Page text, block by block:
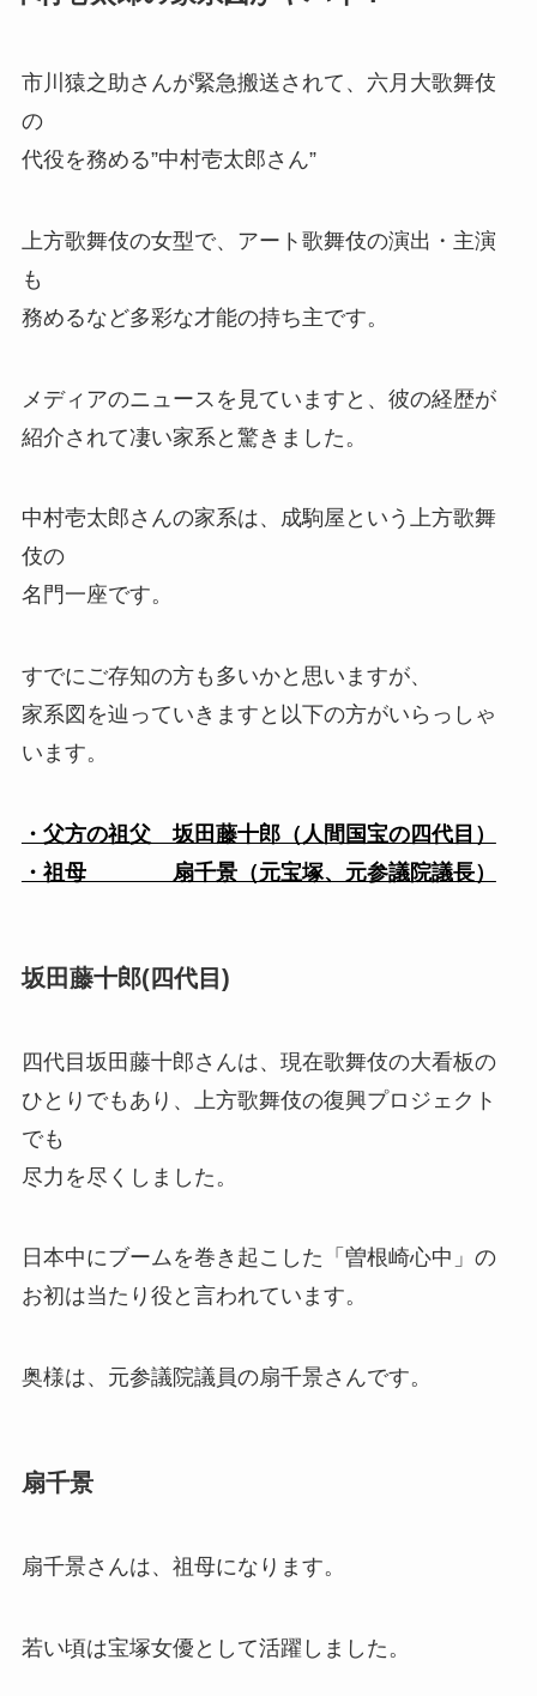
市川猿之助さんが緊急搬送されて、六月大歌舞伎
の
代役を務める”中村壱太郎さん”
上方歌舞伎の女型で、アート歌舞伎の演出・主演
も
務めるなど多彩な才能の持ち主です。
メディアのニュースを見ていますと、彼の経歴が
紹介されて凄い家系と驚きました。
中村壱太郎さんの家系は、成駒屋という上方歌舞
伎の
名門一座です。
すでにご存知の方も多いかと思いますが、
家系図を辿っていきますと以下の方がいらっしゃ
います。
・父方の祖父 坂田藤十郎（人間国宝の四代目）
・祖母 扇千景（元宝塚、元参議院議長）
坂田藤十郎(四代目)
四代目坂田藤十郎さんは、現在歌舞伎の大看板の
ひとりでもあり、上方歌舞伎の復興プロジェクト
でも
尽力を尽くしました。
日本中にブームを巻き起こした「曽根崎心中」の
お初は当たり役と言われています。
奥様は、元参議院議員の扇千景さんです。
扇千景
扇千景さんは、祖母になります。
若い頃は宝塚女優として活躍しました。